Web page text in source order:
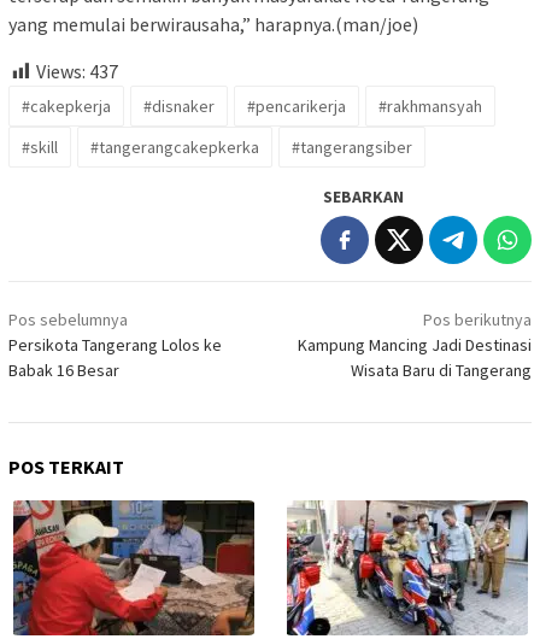
yang memulai berwirausaha,” harapnya.(man/joe)
Views: 437
#cakepkerja #disnaker #pencarikerja
#rakhmansyah
#skill
#tangerangcakepkerka #tangerangsiber
SEBARKAN
Navigasi
pos
Pos sebelumnya
Persikota Tangerang Lolos ke
Babak 16 Besar
Pos berikutnya
Kampung Mancing Jadi Destinasi
Wisata Baru di Tangerang
POS TERKAIT